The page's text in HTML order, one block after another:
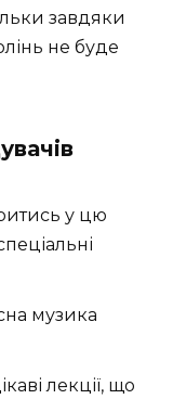
завдяки
не буде
у цю
музика
лекції, що